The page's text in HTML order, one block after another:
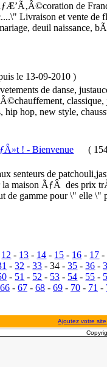
de
Livraison et vente de
deuil naissance,
le 13-09-2010 )
de danse,
classique,
hip hop, new style,
! - Bienvenue (
senteurs de
la maison ÃƒÂ des prix
de gamme pour \" elle
12 - 13 - 14 - 15 - 16 - 17 -
-32 -33 - 34 -35 -36 -
- 51 - 52 - 53 - 54 - 55 -
66 - 67 - 68 - 69 - 70 - 71 -
Ajoutez votre site